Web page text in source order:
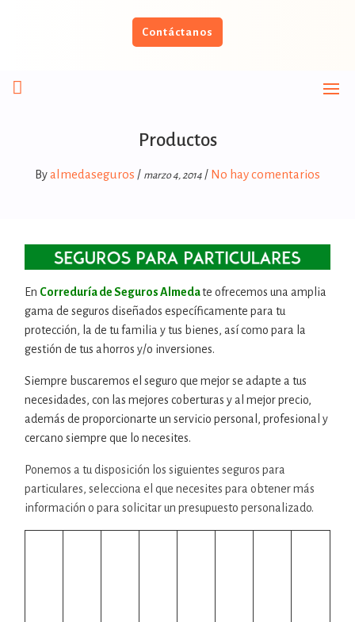
Contáctanos
Productos
Byalmedaseguros / marzo 4, 2014 / No hay comentarios
En Correduría de Seguros Almedate ofrecemos una amplia
gama de seguros diseñados específicamente para tu
protección, la de tu familia y tus bienes, así como para la
gestión de tus ahorros y/o inversiones.
Siempre buscaremos el seguro que mejor se adapte a tus
necesidades, con las mejores coberturas y al mejor precio,
además de proporcionarte un servicio personal, profesional y
cercano siempre que lo necesites.
Ponemos a tu disposición los siguientes seguros para
particulares, selecciona el que necesites para obtener más
información o para solicitar un presupuesto personalizado.